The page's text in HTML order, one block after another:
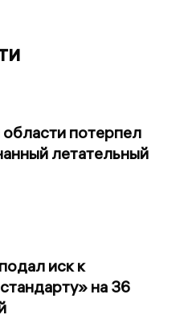
потерпел
летательный
иск к
на 36